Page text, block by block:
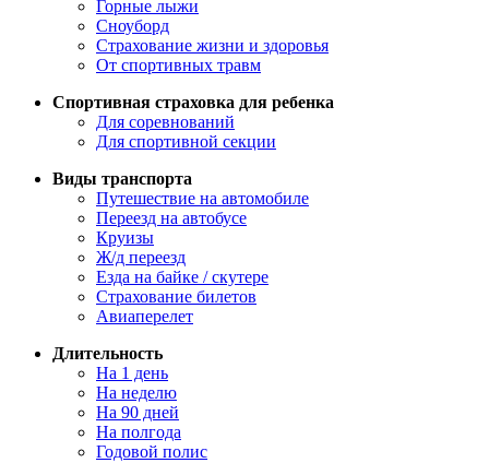
Горные лыжи
Сноуборд
Страхование жизни и здоровья
От спортивных травм
Спортивная страховка для ребенка
Для соревнований
Для спортивной секции
Виды транспорта
Путешествие на автомобиле
Переезд на автобусе
Круизы
Ж/д переезд
Езда на байке / скутере
Страхование билетов
Авиаперелет
Длительность
На 1 день
На неделю
На 90 дней
На полгода
Годовой полис